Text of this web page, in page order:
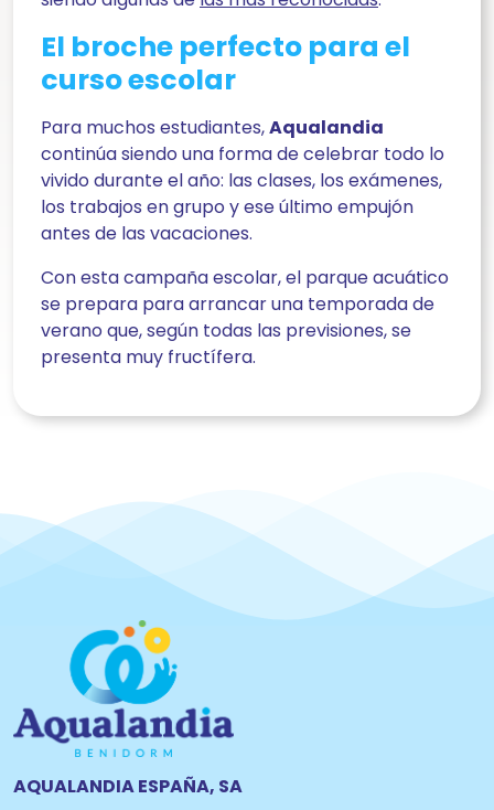
El broche perfecto para el
curso escolar
Para muchos estudiantes,Aqualandia
continúa siendo una forma de celebrar todo lo
vivido durante el año: las clases, los exámenes,
los trabajos en grupo y ese último empujón
antes de las vacaciones.
Con esta campaña escolar, el parque acuático
se prepara para arrancar una temporada de
verano que, según todas las previsiones, se
presenta muy fructífera.
AQUALANDIA ESPAÑA, SA